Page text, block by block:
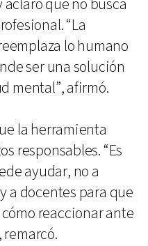
que no busca
“La
lo humano
ser una solución
mental”, afirmó.
la herramienta
responsables. “Es
ayudar, no a
a docentes para que
reaccionar ante